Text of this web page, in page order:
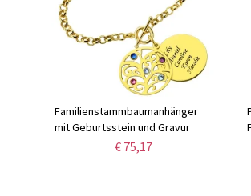
Familienstammbaumanhänger
mit Geburtsstein und Gravur
Armband 18K vergoldetes Silber
€ 75,17